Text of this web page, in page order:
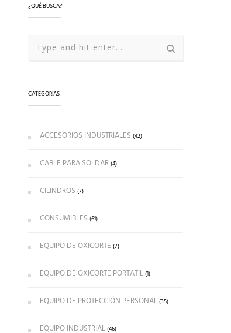
¿QUÉ BUSCA?
CATEGORIAS
ACCESORIOS INDUSTRIALES (42)
CABLE PARA SOLDAR(4)
CILINDROS (7)
CONSUMIBLES (61)
EQUIPO DE OXICORTE (7)
EQUIPO DE OXICORTE PORTATIL(1)
EQUIPO DE PROTECCIÓN PERSONAL(35)
EQUIPO INDUSTRIAL(46)